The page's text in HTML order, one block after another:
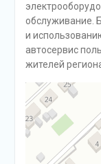
обслуживание.
и
автосервис
жителей